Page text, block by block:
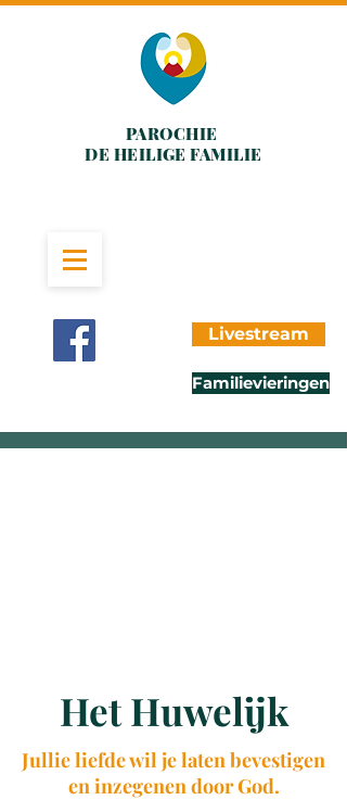
PAROCHIE
DE HEILIGE FAMILIE
Livestream
Familievieringen
Het Huwelijk
Jullie liefde wil je laten bevestigen
en inzegenen door God.